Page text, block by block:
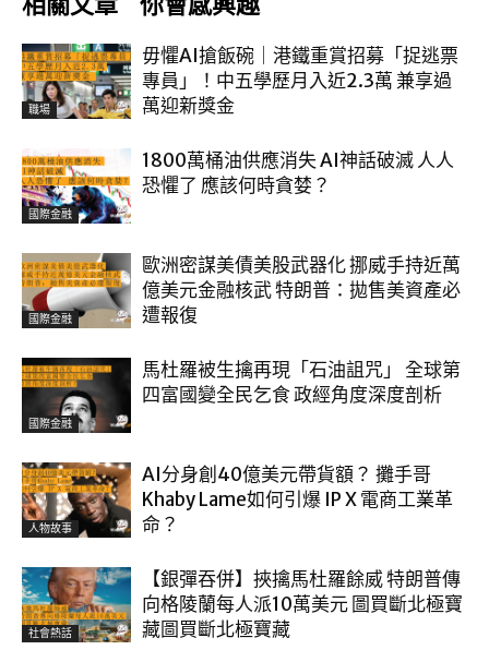
職場
毋懼AI搶飯碗｜港鐵重賞招募「捉逃票
專員」！中五學歷月入近2.3萬 兼享過
萬迎新獎金
國際金融
1800萬桶油供應消失 AI神話破滅 人人
恐懼了 應該何時貪婪？
國際金融
歐洲密謀美債美股武器化 挪威手持近萬
億美元金融核武 特朗普：拋售美資產必
遭報復
國際金融
馬杜羅被生擒再現「石油詛咒」 全球第
四富國變全民乞食 政經角度深度剖析
人物故事
AI分身創40億美元帶貨額？ 攤手哥
Khaby Lame如何引爆 IP X 電商工業革
命？
社會熱話
【銀彈吞併】挾擒馬杜羅餘威 特朗普傳
向格陵蘭每人派10萬美元 圖買斷北極寶
藏圖買斷北極寶藏